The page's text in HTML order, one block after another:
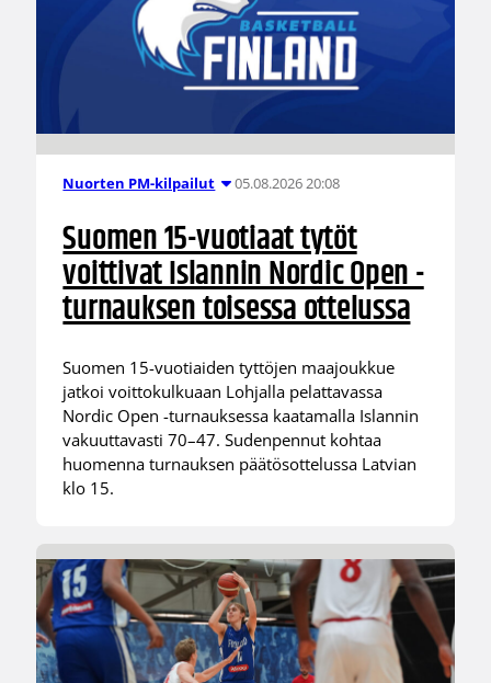
Nuorten PM-kilpailut 05.08.2026 20:08
Suomen 15-vuotiaat tytöt
voittivat Islannin Nordic Open -
turnauksen toisessa ottelussa
Suomen 15-vuotiaiden tyttöjen maajoukkue
jatkoi voittokulkuaan Lohjalla pelattavassa
Nordic Open -turnauksessa kaatamalla Islannin
vakuuttavasti 70–47. Sudenpennut kohtaa
huomenna turnauksen päätösottelussa Latvian
klo 15.